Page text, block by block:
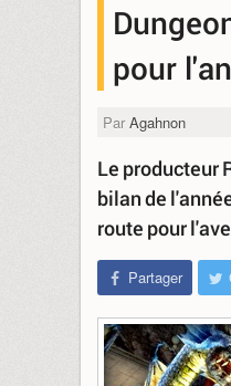
pour
Par Agahnon
Le producteur
bilan de
route pour
Partager